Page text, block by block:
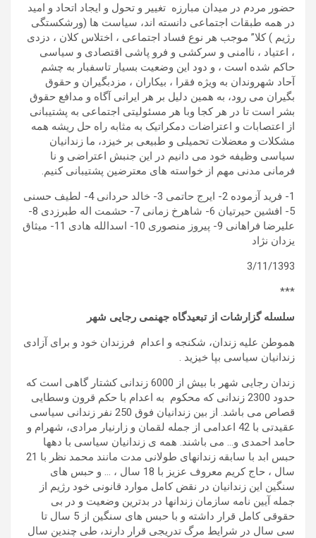
حضور مردم در میدان مبارزه تغییر و تحول و ایجاد اتحاد و امید
در همه طبقات اجتماعی دانسته اند، سیاست ها (ورشکستگی
رژیم ) کلا” موجب هر نوع فساد اجتماعی ، اختلاس کلان ، دزدی
، اعتیاد ، ناامنی و سرکشی و فرو پاشی اقتصادی و سیاسی
حاکم شده است ، و دود این وضعیت بسیار تاسفبار به چشم
آحاد شهروندان به ویژه فقرا ، بیکاران ، مزدبگیران و حقوق
بگیران می رود، به همین دلیل بر هر ایرانی آگاه و مدافع حقوق
بشر است تا در هر کجا وبا هر مسئولیتی اجتماعی به پشتیبانی
از اعتصابات و اعتراضات دمکراتیک به مثابه راه حل ریشه همه
مشکلات و معضلات تحمیلی و طبیعی بر خیزد، ما زندانیان
سیاسی وظیفه خود می دانیم در این جنبش اعتراضی و نا
فرمانی مدنی مهم از خواسته های معترضین پشتیبانی کنیم.
1- فرید آزموده 2- ایرج حاتمی 3- خالد حردانی 4- لطیف حسنی
5- افشین حیرتیان 6- شاهرخ زمانی 7- حشمت اله طبرزدی 8-
علیرضا فراهانی 9- پیروز منصوری 10- اسدالله هادی 11- میثاق
یزدان نژاد
3/11/1393
***
سلسله گزارشات از تبعیدگاه جهنمی رجایی شهر
هموطن علیه زندان، شکنجه و اعدام فرزندان خود و برای آزادی
زندانیان سیاسی بپا خیزید .
زندان رجایی شهر با بیش از 6000 زندانی کشتار گاهی است که
حدود 2300 زندانی که محکوم به اعدام با حکم قرون وسطایی
قصاص می باشد. از بین زندانیان فوق 250 نفر زندانی سیاسی
عقیدتی با 42 اعدامی از جمله لقمان و زارنیار مرادی، شهرام و
حامد احمدی و… می باشند. همه ی زندانیان سیاسی با دهها
حبس ابد با سابقه زندانهای طولانی مدت مانند محمد نظر با 21
سال ، حاج کریم معروف عزیز با 18 سال ، … و حبس های
سنگین این زندانیان در نقض کامل موارد قانونی خود رژیم از
جمله آیین نامه سازمان زندانها در بدترین وضعیت و در بی
حقوقی کامل قرار داشته و با حبس های سنگین از 5 سال تا
سی سال در شرایط مرگ تدریجی قرار دارند، طی چندین سال